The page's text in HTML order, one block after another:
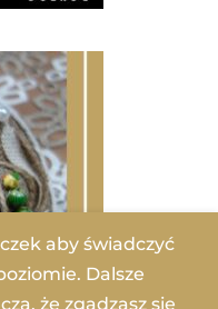
aby świadczyć
Dalsze
że zgadzasz się